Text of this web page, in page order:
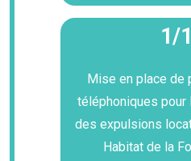
1/
Mise en place de
téléphoniques pour
des expulsions
Habitat de la